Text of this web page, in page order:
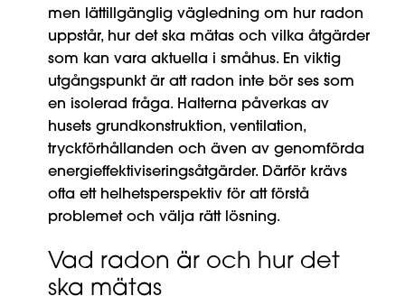
men lättillgänglig vägledning om hur radon
uppstår, hur det ska mätas och vilka åtgärder
som kan vara aktuella i småhus. En viktig
utgångspunkt är att radon inte bör ses som
en isolerad fråga. Halterna påverkas av
husets grundkonstruktion, ventilation,
tryckförhållanden och även av genomförda
energieffektiviseringsåtgärder. Därför krävs
ofta ett helhetsperspektiv för att förstå
problemet och välja rätt lösning.
Vad radon är och hur det
ska mätas